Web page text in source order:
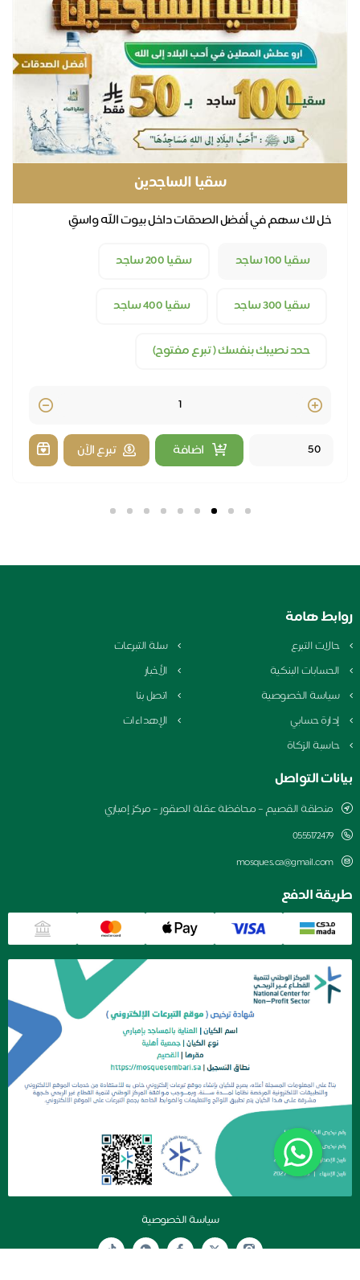
سقيا الساجدين
خل لك سهم في أفضل الصدقات داخل بيوت الله واسقِ
سقيا 100 ساجد
سقيا 200 ساجد
سقيا 300 ساجد سقيا 400 ساجد
حدد نصيبك بنفسك ( تبرع مفتوح)
Quantity
اضافة
تبرع الآن
هامة
التبرع
سلة التبرعات
البنكية
الأخبار
الخصوصية
اتصل بنا
حسابي
الإهداءات
الزكاة
التواصل
منطقة القصيم – محافظة عقلة الصقور – مركز إمباري
0555172479
mosques.ca@gmail.com
الدفع
سياسة الخصوصية